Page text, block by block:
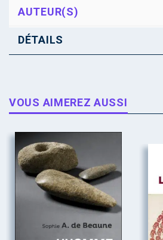
AUTEUR(S)
DÉTAILS
VOUS AIMEREZ AUSSI